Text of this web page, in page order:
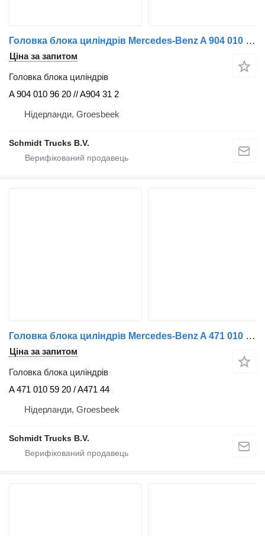
Головка блока циліндрів Mercedes-Benz A 904 010 96 20 // A904 010 31 21 // A 904 010 39 21 ATEGO EURO до вантажівки
Ціна за запитом
Головка блока циліндрів
A 904 010 96 20 // A904 31 2
Нідерланди, Groesbeek
Schmidt Trucks B.V.
Головка блока циліндрів Mercedes-Benz A 471 010 59 20 / A471 010 44 20 / A 471 010 52 20/ A 471 010 54 до вантажівки
Ціна за запитом
Головка блока циліндрів
A 471 010 59 20 / A471 44
Нідерланди, Groesbeek
Schmidt Trucks B.V.